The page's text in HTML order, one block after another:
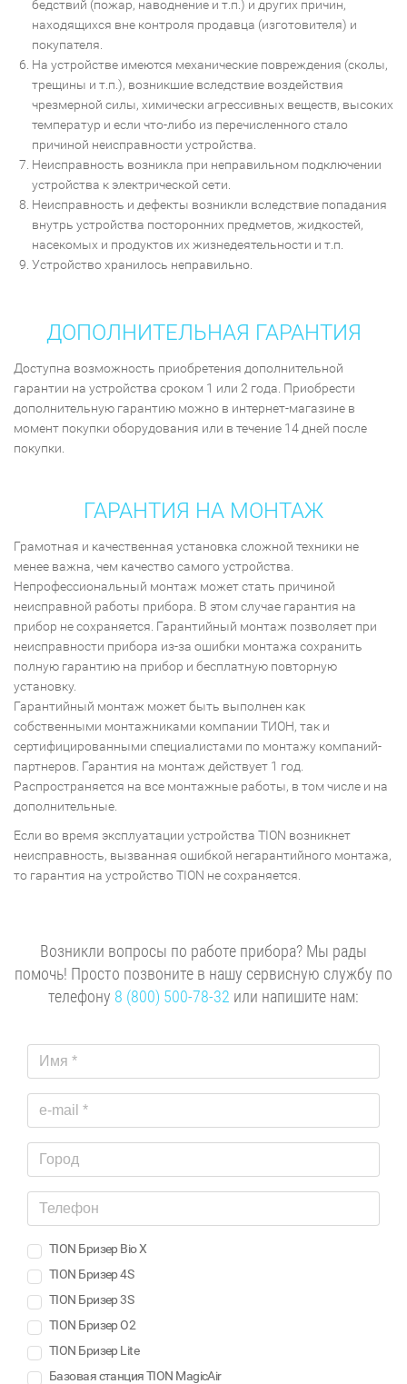
бедствий (пожар, наводнение и т.п.) и других причин,
находящихся вне контроля продавца (изготовителя) и
покупателя.
На устройстве имеются механические повреждения (сколы,
трещины и т.п.), возникшие вследствие воздействия
чрезмерной силы, химически агрессивных веществ, высоких
температур и если что-либо из перечисленного стало
причиной неисправности устройства.
Неисправность возникла при неправильном подключении
устройства к электрической сети.
Неисправность и дефекты возникли вследствие попадания
внутрь устройства посторонних предметов, жидкостей,
насекомых и продуктов их жизнедеятельности и т.п.
Устройство хранилось неправильно.
ДОПОЛНИТЕЛЬНАЯ ГАРАНТИЯ
Доступна возможность приобретения дополнительной
гарантии на устройства сроком 1 или 2 года. Приобрести
дополнительную гарантию можно в интернет-магазине в
момент покупки оборудования или в течение 14 дней после
покупки.
ГАРАНТИЯ НА МОНТАЖ
Грамотная и качественная установка сложной техники не
менее важна, чем качество самого устройства.
Непрофессиональный монтаж может стать причиной
неисправной работы прибора. В этом случае гарантия на
прибор не сохраняется. Гарантийный монтаж позволяет при
неисправности прибора из-за ошибки монтажа сохранить
полную гарантию на прибор и бесплатную повторную
установку.
Гарантийный монтаж может быть выполнен как
собственными монтажниками компании ТИОН, так и
сертифицированными специалистами по монтажу компаний-
партнеров. Гарантия на монтаж действует 1 год.
Распространяется на все монтажные работы, в том числе и на
дополнительные.
Если во время эксплуатации устройства TION возникнет
неисправность, вызванная ошибкой негарантийного монтажа,
то гарантия на устройство TION не сохраняется.
Возникли вопросы по работе прибора? Мы рады
помочь! Просто позвоните в нашу сервисную службу по
телефону 8 (800) 500-78-32 или напишите нам:
TION Бризер Bio X
TION Бризер 4S
TION Бризер 3S
TION Бризер О2
TION Бризер Lite
Базовая станция TION MagicAir